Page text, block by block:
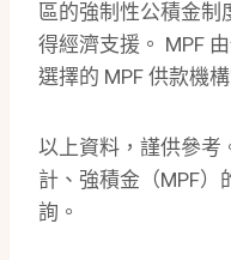
區的強制性公積金制
得經濟支援。 MPF
選擇的 MPF 供款機構
以上資料，謹供參考
計、強積金（MPF）
詢。